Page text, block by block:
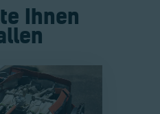
Ihnen